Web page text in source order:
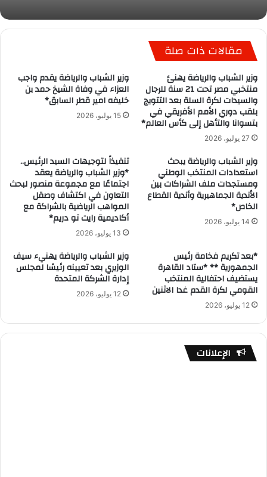
مقالات ذات صلة
وزير الشباب والرياضة يهنئ
منتخبي مصر تحت 21 سنة للرجال
والسيدات لكرة السلة بعد التتويج
بلقب دوري الأمم الأفريقي في
بتسوانا والتأهل إلى كأس العالم*
27 يوليو، 2026
وزير الشباب والرياضة يقدم واجب
العزاء في وفاة الشيخ حمد بن
خليفه امير قطر السابق*
15 يوليو، 2026
وزير الشباب والرياضة يبحث
استعدادات المنتخب الوطني
ومستجدات ملف الشراكات بين
الأندية الجماهيرية وأندية القطاع
الخاص*
14 يوليو، 2026
تنفيذاً لتوجيهات السيد الرئيس..
*وزير الشباب والرياضة يعقد
اجتماعًا مع مجموعة منصور لبحث
التعاون في اكتشاف وصقل
المواهب الرياضية بالشراكة مع
أكاديمية رايت تو دريم*
13 يوليو، 2026
*بعد تكريم فخامة رئيس
الجمهورية ** *ستاد القاهرة
يستضيف احتفالية المنتخب
القومي لكرة القدم غدا الاثنين
12 يوليو، 2026
وزير الشباب والرياضة يهنيء سيف
الوزيري بعد تعيينه رئيسًا لمجلس
إدارة الشركة المتحدة
12 يوليو، 2026
الإعلانات